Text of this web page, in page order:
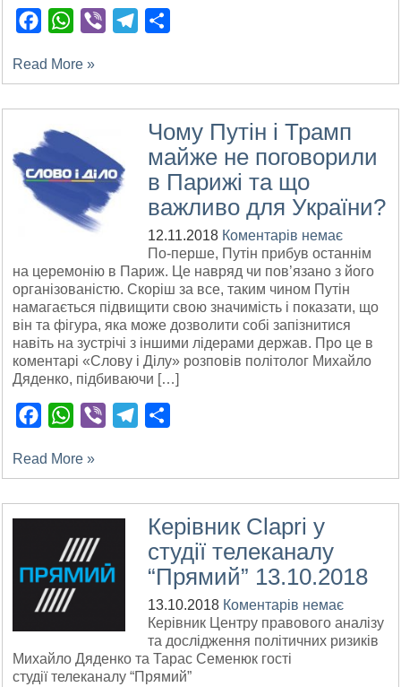
FacebookWhatsApp
Viber Telegram
Read More »
Чому Путін і Трамп
майже не поговорили
в Парижі та що
важливо для України?
12.11.2018 Коментарів немає
По-перше, Путін прибув останнім
на церемонію в Париж. Це навряд чи пов’язано з його
організованістю. Скоріш за все, таким чином Путін
намагається підвищити свою значимість і показати, що
він та фігура, яка може дозволити собі запізнитися
навіть на зустрічі з іншими лідерами держав. Про це в
коментарі «Слову і Ділу» розповів політолог Михайло
Дяденко, підбиваючи […]
FacebookWhatsApp
Viber Telegram
Read More »
Керівник Clapri у
студії телеканалу
“Прямий” 13.10.2018
13.10.2018 Коментарів немає
Керівник Центру правового аналізу
та дослідження політичних ризиків
Михайло Дяденко та Тарас Семенюк гості
студії телеканалу “Прямий”